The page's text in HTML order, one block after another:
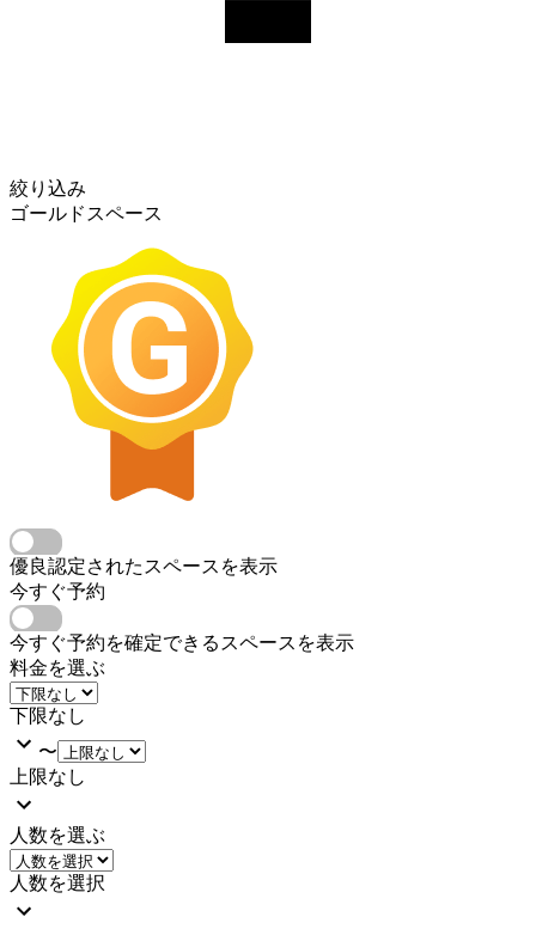
絞り込み
ゴールドスペース
優良認定されたスペースを表示
今すぐ予約
今すぐ予約を確定できるスペースを表示
料金を選ぶ
下限なし
〜
上限なし
人数を選ぶ
人数を選択